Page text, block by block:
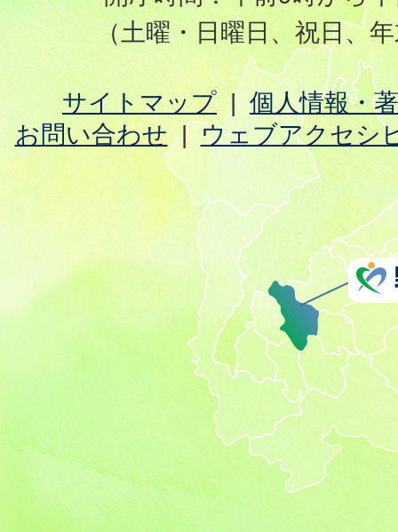
（土曜・日曜日、祝日、
サイトマップ
個人情報・
お問い合わせ
ウェブアクセシ